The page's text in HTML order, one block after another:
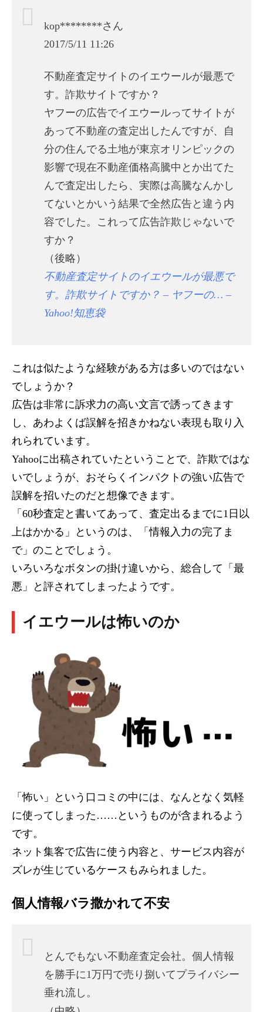
kop********さん
2017/5/11 11:26
不動産査定サイトのイエウールが最悪で
す。詐欺サイトですか？
ヤフーの広告でイエウールってサイトが
あって不動産の査定出したんですが、自
分の住んでる土地が東京オリンピックの
影響で現在不動産価格高騰中とか出てた
んで査定出したら、実際は高騰なんかし
てないとかいう結果で全然広告と違う内
容でした。これって広告詐欺じゃないで
すか？
（後略）
不動産査定サイトのイエウールが最悪で
す。詐欺サイトですか？ – ヤフーの… –
Yahoo!知恵袋
これは似たような経験がある方は多いのではない
でしょうか？
広告は非常に訴求力の高い文言で誘ってきます
し、あわよくば誤解を招きかねない表現も取り入
れられています。
Yahooに出稿されていたということで、詐欺ではな
いでしょうが、おそらくインパクトの強い広告で
誤解を招いたのだと想像できます。
「60秒査定と書いてあって、査定出るまでに1日以
上はかかる」というのは、「情報入力の完了ま
で」のことでしょう。
いろいろなボタンの掛け違いから、総合して「最
悪」と評されてしまったようです。
イエウールは怖いのか
「怖い」という口コミの中には、なんとなく気軽
に使ってしまった……というものが含まれるよう
です。
ネット集客で広告に使う内容と、サービス内容が
ズレが生じているケースもみられました。
個人情報バラ撒かれて不安
とんでもない不動産査定会社。個人情報
を勝手に1万円で売り捌いてプライバシー
垂れ流し。